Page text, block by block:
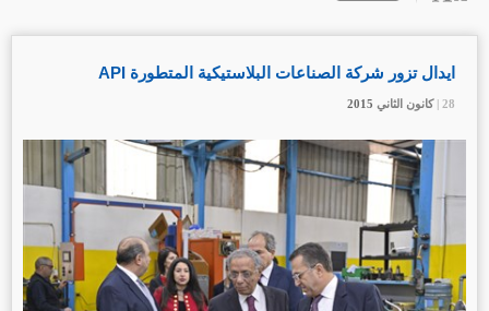
28 | كانون الثاني
ايدال تزور شركة الصناعات البلاستيكية المتطورة API
28 | كانون الثاني 28 | كانون الثاني